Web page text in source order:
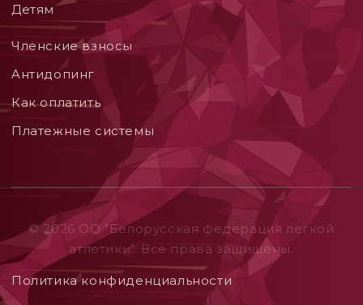
Детям
Членские взносы
Aнтидопинг
Как оплатить
Платежные системы
© 2026 ОO "Белорусская федерация легкой
атлетики". Все права защищены.
Политика конфиденциальности